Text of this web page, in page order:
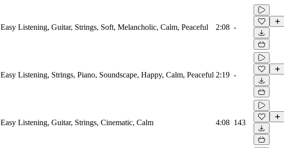
Easy Listening, Guitar, Strings, Soft, Melancholic, Calm, Peaceful 2:08 -
Easy Listening, Strings, Piano, Soundscape, Happy, Calm, Peaceful 2:19 -
Easy Listening, Guitar, Strings, Cinematic, Calm 4:08 143